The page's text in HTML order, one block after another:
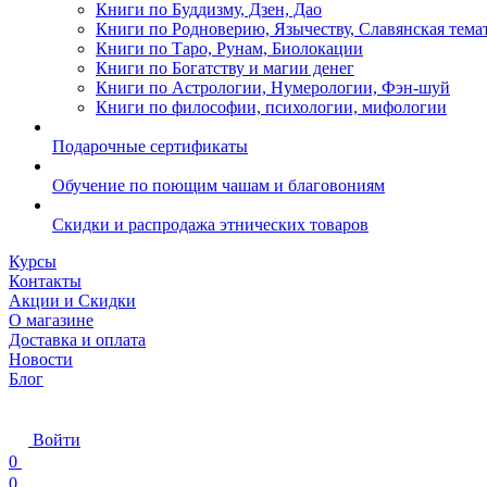
Книги по Буддизму, Дзен, Дао
Книги по Родноверию, Язычеству, Славянская
Книги по Таро, Рунам, Биолокации
Книги по Богатству и магии денег
Книги по Астрологии, Нумерологии, Фэн-шуй
Книги по философии, психологии, мифологии
Подарочные сертификаты
Обучение по поющим чашам и благовониям
Скидки и распродажа этнических товаров
Курсы
Контакты
Акции и Скидки
О магазине
Доставка и оплата
Новости
Блог
Войти
0
0